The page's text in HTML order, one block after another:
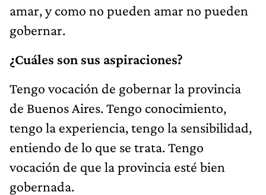
amar, y como no pueden amar no pueden
gobernar.
¿Cuáles son sus aspiraciones?
Tengo vocación de gobernar la provincia
de Buenos Aires. Tengo conocimiento,
tengo la experiencia, tengo la sensibilidad,
entiendo de lo que se trata. Tengo
vocación de que la provincia esté bien
gobernada.